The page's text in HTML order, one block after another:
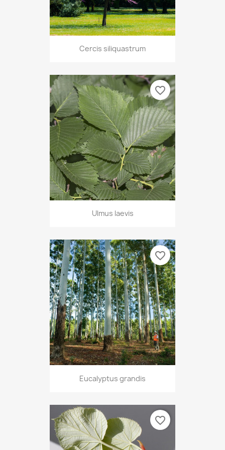
Cercis siliquastrum
Ulmus laevis
favorite_border
Eucalyptus grandis
favorite_border
favorite_border